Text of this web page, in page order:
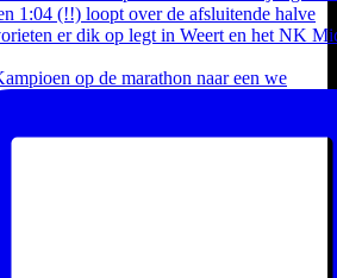
op de marathon naar een we